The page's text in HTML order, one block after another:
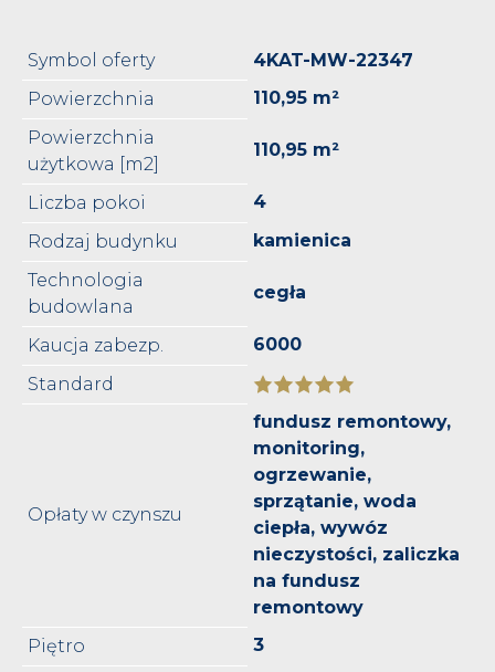
Symbol oferty
4KAT-MW-22347
Powierzchnia
110,95 m²
Powierzchnia
użytkowa [m2]
110,95 m²
Liczba pokoi
4
Rodzaj budynku
kamienica
Technologia
budowlana
cegła
Kaucja zabezp.
6000
Standard
Opłaty w czynszu
fundusz remontowy,
monitoring,
ogrzewanie,
sprzątanie, woda
ciepła, wywóz
nieczystości, zaliczka
na fundusz
remontowy
Piętro
3